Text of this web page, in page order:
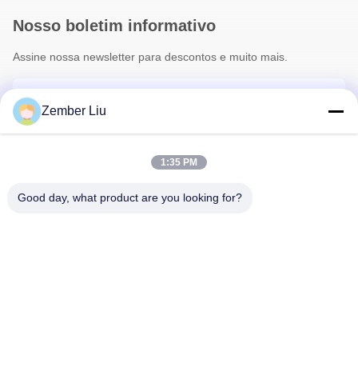
Nosso boletim informativo
Assine nossa newsletter para descontos e muito mais.
Zember Liu
1:35 PM
Good day, what product are you looking for?